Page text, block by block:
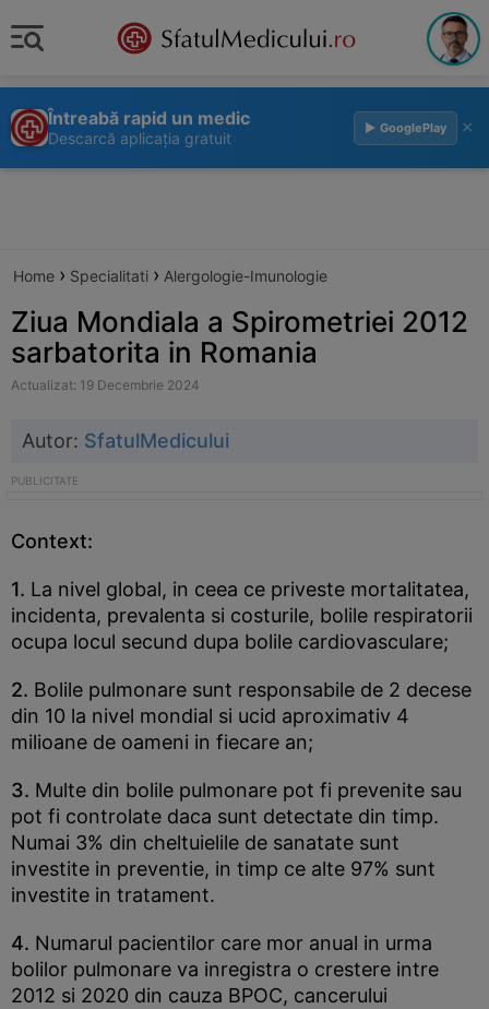
Întreabă rapid un medic
Descarcă aplicația gratuit
▶ GooglePlay ×
Home › Specialitati › Alergologie-Imunologie
Ziua Mondiala a Spirometriei 2012
sarbatorita in Romania
Actualizat: 19 Decembrie 2024
Autor: SfatulMedicului
Context:
1. La nivel global, in ceea ce priveste mortalitatea,
incidenta, prevalenta si costurile, bolile respiratorii
ocupa locul secund dupa bolile cardiovasculare;
2. Bolile pulmonare sunt responsabile de 2 decese
din 10 la nivel mondial si ucid aproximativ 4
milioane de oameni in fiecare an;
3. Multe din bolile pulmonare pot fi prevenite sau
pot fi controlate daca sunt detectate din timp.
Numai 3% din cheltuielile de sanatate sunt
investite in preventie, in timp ce alte 97% sunt
investite in tratament.
4. Numarul pacientilor care mor anual in urma
bolilor pulmonare va inregistra o crestere intre
2012 si 2020 din cauza BPOC, cancerului